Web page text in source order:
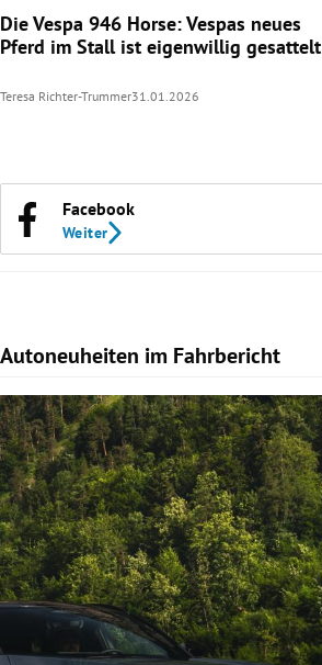
Die Vespa 946 Horse: Vespas neues
Pferd im Stall ist eigenwillig gesattelt
Teresa Richter-Trummer31.01.2026
Facebook
Weiter
Autoneuheiten im Fahrbericht
Slide 1 von 7